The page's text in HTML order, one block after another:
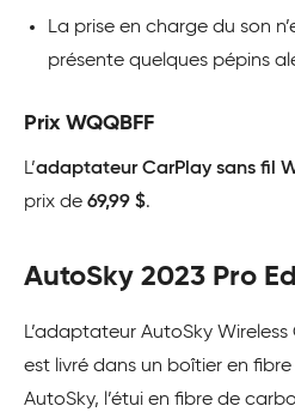
La prise en charge du son
présente quelques pépins
Prix WQQBFF
L’adaptateur CarPlay sans fil
prix de 69,99 $.
AutoSky 2023 Pro
L’adaptateur AutoSky
est livré dans un boîtier en
AutoSky, l’étui en fibre de